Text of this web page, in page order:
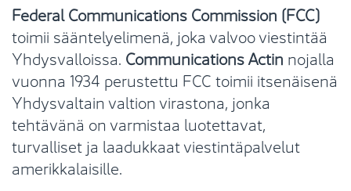
Federal Communications Commission (FCC)
toimii sääntelyelimenä, joka valvoo viestintää
Yhdysvalloissa. Communications Actin nojalla
vuonna 1934 perustettu FCC toimii itsenäisenä
Yhdysvaltain valtion virastona, jonka
tehtävänä on varmistaa luotettavat,
turvalliset ja laadukkaat viestintäpalvelut
amerikkalaisille.